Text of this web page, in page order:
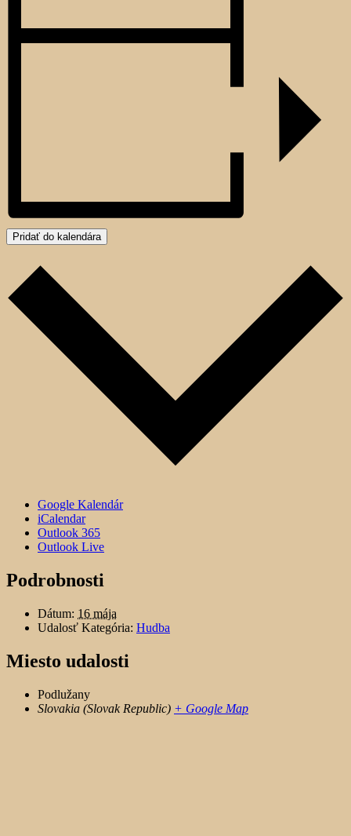
Pridať do kalendára
Google Kalendár
iCalendar
Outlook 365
Outlook Live
Podrobnosti
Dátum: 16 mája
Udalosť Kategória: Hudba
Miesto udalosti
Podlužany
Slovakia (Slovak Republic) + Google Map